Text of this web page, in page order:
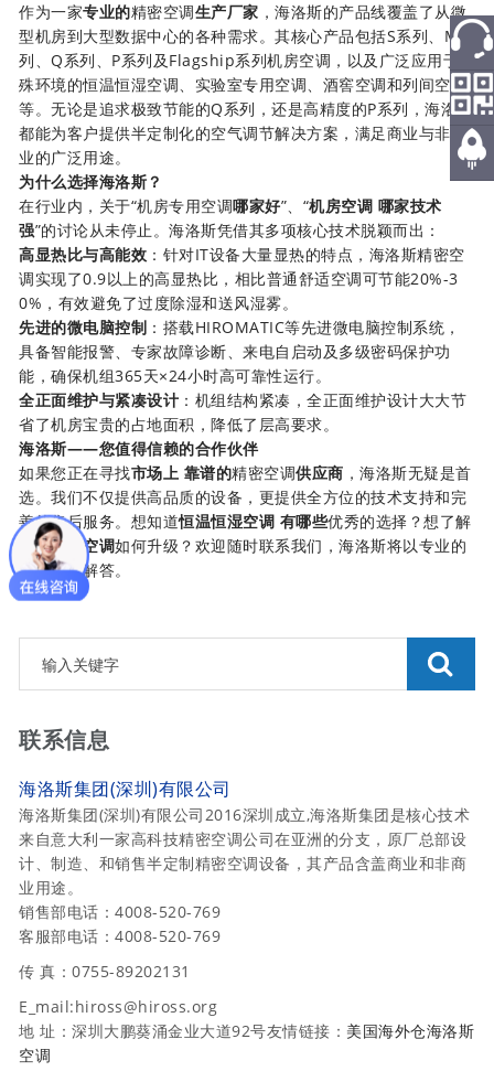
作为一家专业的精密空调生产厂家 ，海洛斯的产品线覆盖了从微
型机房到大型数据中心的各种需求。其核心产品包括S系列、M系
列、Q系列、P系列及Flagship系列机房空调，以及广泛应用于特
殊环境的恒温恒湿空调、实验室专用空调、酒窖空调和列间空调
等。无论是追求极致节能的Q系列，还是高精度的P系列，海洛斯
都能为客户提供半定制化的空气调节解决方案，满足商业与非商
业的广泛用途。
为什么选择海洛斯？
在行业内，关于“机房专用空调哪家好”、“机房空调 哪家技术
强”的讨论从未停止。海洛斯凭借其多项核心技术脱颖而出：
高显热比与高能效 ：针对IT设备大量显热的特点，海洛斯精密空
调实现了0.9以上的高显热比，相比普通舒适空调可节能20%-3
0%，有效避免了过度除湿和送风湿雾。
先进的微电脑控制 ：搭载HIROMATIC等先进微电脑控制系统，
具备智能报警、专家故障诊断、来电自启动及多级密码保护功
能，确保机组365天×24小时高可靠性运行。
全正面维护与紧凑设计 ：机组结构紧凑，全正面维护设计大大节
省了机房宝贵的占地面积，降低了层高要求。
海洛斯——您值得信赖的合作伙伴
如果您正在寻找市场上 靠谱的精密空调供应商 ，海洛斯无疑是首
选。我们不仅提供高品质的设备，更提供全方位的技术支持和完
善的售后服务。想知道恒温恒湿空调 有哪些优秀的选择？想了解
工厂车间空调如何升级？欢迎随时联系我们，海洛斯将以专业的
态度为您解答。
联系信息
海洛斯集团(深圳)有限公司
海洛斯集团(深圳)有限公司2016深圳成立,海洛斯集团是核心技术
来自意大利一家高科技精密空调公司在亚洲的分支，原厂总部设
计、制造、和销售半定制精密空调设备，其产品含盖商业和非商
业用途。
销售部电话：4008-520-769
客服部电话：4008-520-769
传 真：0755-89202131
E_mail:hiross@hiross.org
地 址：深圳大鹏葵涌金业大道92号友情链接： 美国海外仓海洛斯
空调
热线
微信